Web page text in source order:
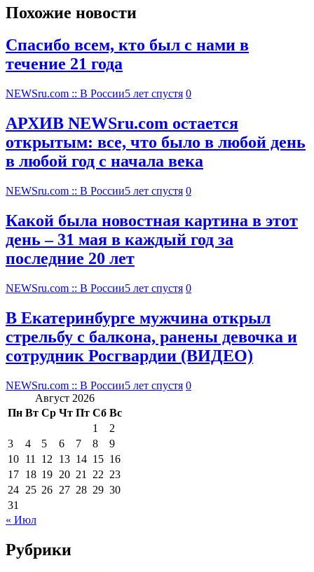
Похожие новости
Спасибо всем, кто был с нами в
течение 21 года
NEWSru.com :: В России5 лет спустя 0
АРХИВ NEWSru.com остается
открытым: все, что было в любой день
в любой год с начала века
NEWSru.com :: В России5 лет спустя 0
Какой была новостная картина в этот
день – 31 мая в каждый год за
последние 20 лет
NEWSru.com :: В России5 лет спустя 0
В Екатеринбурге мужчина открыл
стрельбу с балкона, ранены девочка и
сотрудник Росгвардии (ВИДЕО)
NEWSru.com :: В России5 лет спустя 0
Август 2026
Пн Вт Ср Чт Пт Сб Вс
1
2
3
4 5 6 7 8
9
10 11 12 13 14 15 16
17 18 19 20 21 22 23
24 25 26 27 28 29 30
31
« Июл
Рубрики